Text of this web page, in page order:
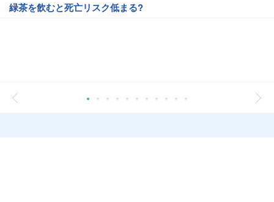
緑茶を飲むと死亡リスク低まる?